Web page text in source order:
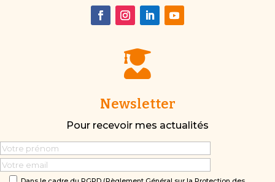

Newsletter
Pour recevoir mes actualités